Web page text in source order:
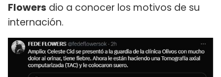
Flowers dio a conocer los motivos de su
internación.